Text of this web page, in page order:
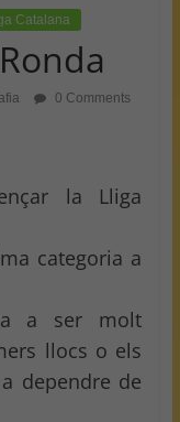
Catalana
0 Comments
la Lliga
categoria a
a ser molt
llocs o els
dependre de